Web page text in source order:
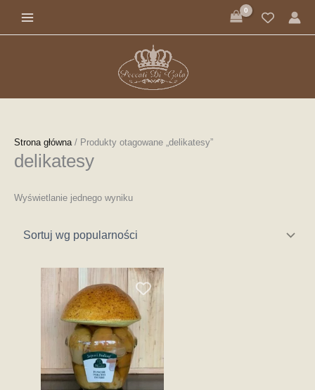
Strona główna/ Produkty otagowane „delikatesy”
delikatesy
Wyświetlanie jednego wyniku